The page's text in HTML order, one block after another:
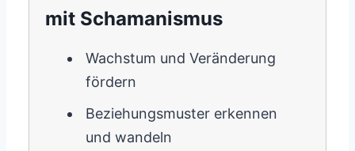
mit Schamanismus
Wachstum und Veränderung
fördern
Beziehungsmuster erkennen
und wandeln